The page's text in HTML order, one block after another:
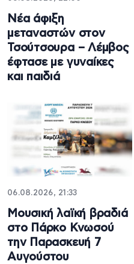
Νέα άφιξη
μεταναστών στον
Τσούτσουρα – Λέμβος
έφτασε με γυναίκες
και παιδιά
06.08.2026, 21:33
Μουσική λαϊκή βραδιά
στο Πάρκο Κνωσού
την Παρασκευή 7
Αυγούστου